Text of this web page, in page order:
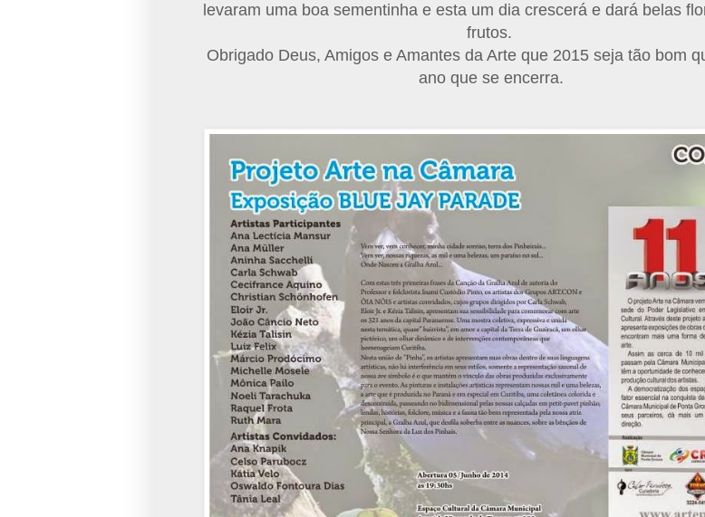
levaram uma boa sementinha e esta um dia crescerá e dará belas
frutos.
Obrigado Deus, Amigos e Amantes da Arte que 2015 seja tão bom
ano que se encerra.